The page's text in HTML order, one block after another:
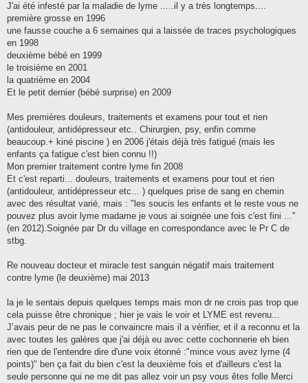
a
g
J'ai été infesté par la maladie de lyme .....il y a très longtemps....
première grosse en 1996
une fausse couche a 6 semaines qui a laissée de traces psychologiques
en 1998
deuxième bébé en 1999
le troisième en 2001
la quatrième en 2004
Et le petit dernier (bébé surprise) en 2009
Mes premières douleurs, traitements et examens pour tout et rien
(antidouleur, antidépresseur etc.. Chirurgien, psy, enfin comme
beaucoup.+ kiné piscine ) en 2006 j'étais déjà très fatigué (mais les
enfants ça fatigue c'est bien connu !!)
Mon premier traitement contre lyme fin 2008
Et c'est reparti... douleurs, traitements et examens pour tout et rien
(antidouleur, antidépresseur etc... ) quelques prise de sang en chemin
avec des résultat varié, mais : "les soucis les enfants et le reste vous ne
pouvez plus avoir lyme madame je vous ai soignée une fois c'est fini ..."
(en 2012).Soignée par Dr du village en correspondance avec le Pr C de
stbg.
Re nouveau docteur et miracle test sanguin négatif mais traitement
contre lyme (le deuxième) mai 2013
la je le sentais depuis quelques temps mais mon dr ne crois pas trop que
cela puisse être chronique ; hier je vais le voir et LYME est revenu...
J’avais peur de ne pas le convaincre mais il a vérifier, et il a reconnu et la
avec toutes les galères que j'ai déjà eu avec cette cochonnerie eh bien
rien que de l'entendre dire d'une voix étonné :"mince vous avez lyme (4
points)" ben ça fait du bien c'est la deuxième fois et d'ailleurs c'est la
seule personne qui ne me dit pas allez voir un psy vous êtes folle Merci